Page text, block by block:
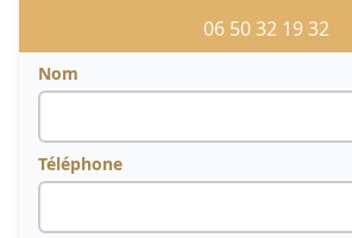
06 50 32 19 32
Nom
Téléphone